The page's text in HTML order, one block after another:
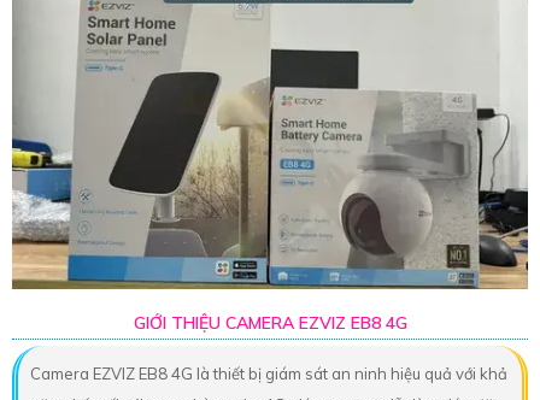
GIỚI THIỆU CAMERA EZVIZ EB8 4G
Camera EZVIZ EB8 4G là thiết bị giám sát an ninh hiệu quả với khả